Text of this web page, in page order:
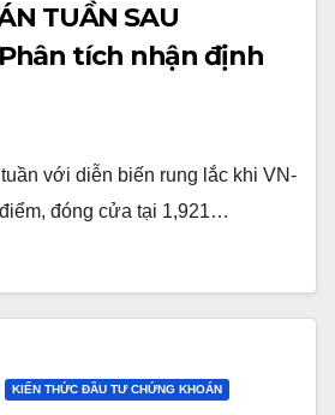
TUẦN SAU
Phân tích nhận định
với diễn biến rung lắc khi VN-
đóng cửa tại 1,921…
KIẾN THỨC ĐẦU TƯ CHỨNG KHOÁN